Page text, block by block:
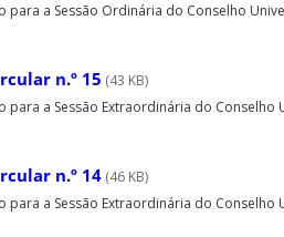
para a Sessão Ordinária do Conselho
n.º 15 (43 KB)
para a Sessão Extraordinária do
n.º 14 (46 KB)
para a Sessão Extraordinária do